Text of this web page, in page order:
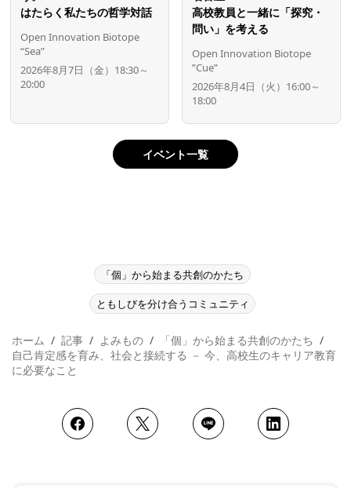
はたらく私たちの哲学対話
Open Innovation Biotope
“Sea”
2026年8月7日（金）18:30～
20:00
高校教員と一緒に「探究・
問い」を考える
Open Innovation Biotope
”Cue”
2026年8月4日（火）16:00～
18:00
イベント一覧
「個」から始まる共創のかたち
ともしびを分け合うコミュニティ
ホーム 記事 よみもの
「個」から始まる共創のかたち
自己肯定感を育み、社会と接続する － 今、高校生のキャリア教育
に必要なこと